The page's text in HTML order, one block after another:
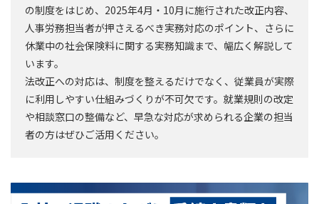
の制度をはじめ、2025年4月・10月に施行された改正内容、
人事労務担当者が押さえるべき実務対応のポイント、さらに
休業中の社会保険料に関する実務知識まで、幅広く解説して
います。
法改正への対応は、制度を整えるだけでなく、従業員が実際
に利用しやすい仕組みづくりが不可欠です。就業規則の改定
や相談窓口の整備など、早急な対応が求められる企業の担当
者の方はぜひご活用ください。